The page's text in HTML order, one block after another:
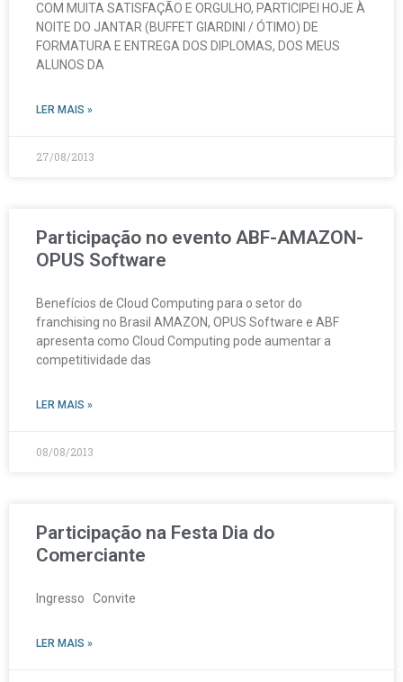
COM MUITA SATISFAÇÃO E ORGULHO, PARTICIPEI HOJE À
NOITE DO JANTAR (BUFFET GIARDINI / ÓTIMO) DE
FORMATURA E ENTREGA DOS DIPLOMAS, DOS MEUS
ALUNOS DA
LER MAIS »
27/08/2013
Participação no evento ABF-AMAZON-
OPUS Software
Benefícios de Cloud Computing para o setor do
franchising no Brasil AMAZON, OPUS Software e ABF
apresenta como Cloud Computing pode aumentar a
competitividade das
LER MAIS »
08/08/2013
Participação na Festa Dia do
Comerciante
Ingresso Convite
LER MAIS »